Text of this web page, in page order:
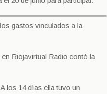
gastos vinculados a la
Riojavirtual Radio contó la
los 14 días ella tuvo un